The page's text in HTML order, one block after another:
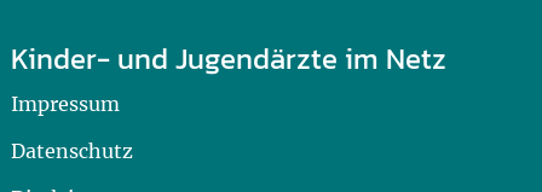
Kinder- und Jugendärzte im Netz
Impressum
Datenschutz